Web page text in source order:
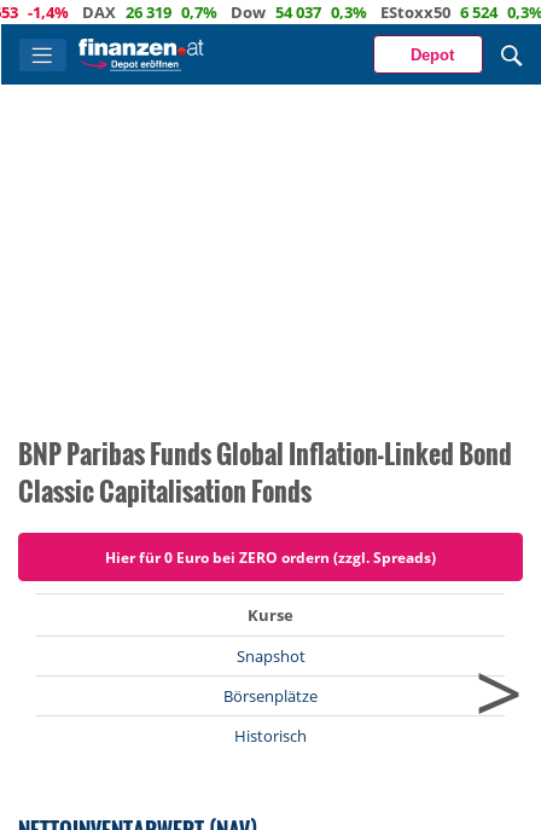
DAX 26 319 0,7% Dow 54 037 0,3% EStoxx50 6 524 0,3%
Depot
BNP Paribas Funds Global Inflation-Linked Bond
Classic Capitalisation Fonds
Hier für 0 Euro bei ZERO ordern (zzgl. Spreads)
Kurse
Snapshot
Börsenplätze
Historisch
>